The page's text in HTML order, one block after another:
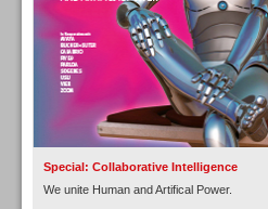
Special: Collaborative Intelligence
We unite Human and Artifical Power.
Inbound